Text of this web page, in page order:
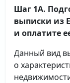
Шаг 1А.
выписки из
и оплатите
Данный вид
о